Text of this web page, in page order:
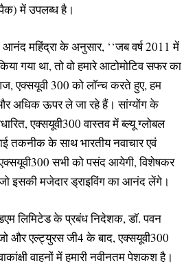
में उपलब्ध है।
महिंद्रा के अनुसार, ‘‘जब वर्ष 2011 में
गया था, तो वो हमारे आटोमोटिव सफर का
एक्सयूवी 300 को लाॅन्च करते हुए, हम
अधिक ऊपर ले जा रहे हैं। सांग्योंग के
एक्सयूवी300 वास्तव में ब्ल्यू ग्लोबल
तकनीक के साथ भारतीय नवाचार एवं
सभी को पसंद आयेगी, विशेषकर
इसकी मजेदार ड्राइविंग का आनंद लेंगे।
लिमिटेड के प्रबंध निदेशक, डाॅ. पवन
और एल्ट्युरस जी4 के बाद, एक्सयूवी300
वाहनों में हमारी नवीनतम पेशकश है।